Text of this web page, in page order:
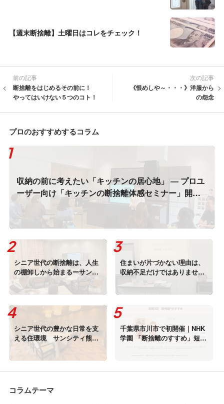
【週末断捨離】土曜日はコレをチェック！
前の記事
断捨離をはじめるその前に！
やってはいけない５つのコト！
次の記事
《恨めしや～・・・》洋服から
の怨念
プロのおすすめするコラム
収納の前に考えたい「キッチンの居心地」 ― プロユ
ーザー向け「キッチンの断捨離体感セミナー」開催
シニア世代の断捨離は、人生
の棚卸しから始まるーサンシ
ティ町田開催レポート
住まいが片づかない理由は、
収納不足だけではありません
｜NHK学園市川校で断捨離講
シニア世代の豊かな日常を支
える住環境 サンシティ熊谷
開催レポート
千葉県市川市で初開催｜NHK
学園 「断捨離のすすめ」短期
コラムテーマ